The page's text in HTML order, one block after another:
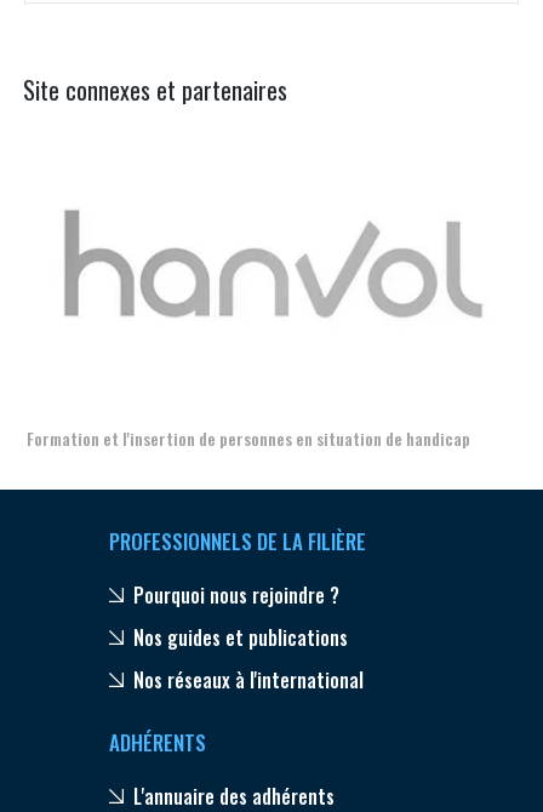
Site connexes et partenaires
Formation et l'insertion de personnes en situation de handicap
PROFESSIONNELS DE LA FILIÈRE
Pourquoi nous rejoindre ?
Nos guides et publications
Nos réseaux à l'international
ADHÉRENTS
L'annuaire des adhérents